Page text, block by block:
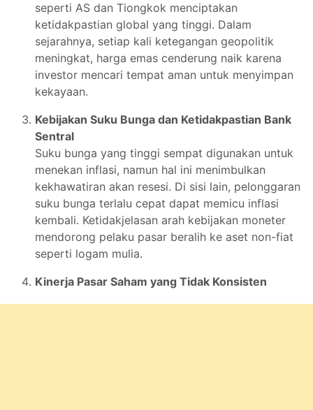
seperti AS dan Tiongkok menciptakan
ketidakpastian global yang tinggi. Dalam
sejarahnya, setiap kali ketegangan geopolitik
meningkat, harga emas cenderung naik karena
investor mencari tempat aman untuk menyimpan
kekayaan.
Kebijakan Suku Bunga dan Ketidakpastian Bank
Sentral
Suku bunga yang tinggi sempat digunakan untuk
menekan inflasi, namun hal ini menimbulkan
kekhawatiran akan resesi. Di sisi lain, pelonggaran
suku bunga terlalu cepat dapat memicu inflasi
kembali. Ketidakjelasan arah kebijakan moneter
mendorong pelaku pasar beralih ke aset non-fiat
seperti logam mulia.
Kinerja Pasar Saham yang Tidak Konsisten